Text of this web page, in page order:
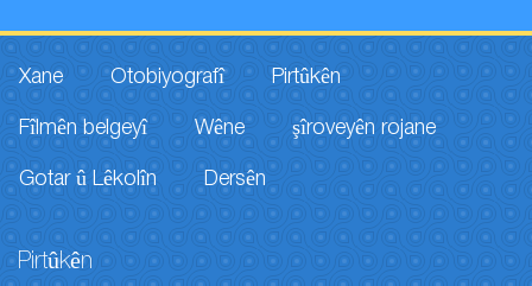
Xane Otobiyografî Pirtûkên
Fîlmên belgeyî Wêne şîroveyên rojane
Gotar û Lêkolîn Dersên
Pirtûkên